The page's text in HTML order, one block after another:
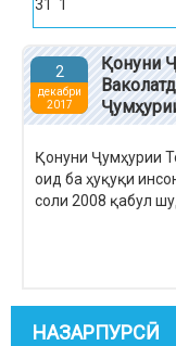
31
1
2
декабри
2017
Қонуни
Қонуни Ҷумҳурии
оид ба ҳуқуқи
соли 2008 қабул
НАЗАРПУРСӢ